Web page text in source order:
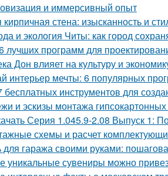
и иммерсивный опыт
кирпичная стена: изысканность и
и экология Читы: как город
лучших программ для
Дон влияет на культуру и
интерьер мечты: 6 популярных
инструментов для
и эскизы монтажа
Серия 1.045.9-2.08 Выпуск 1:
схемы и расчет
для гаража своими руками:
уникальные сувениры можно